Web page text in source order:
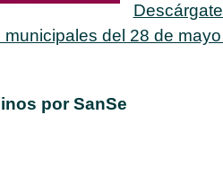
del 28 de
por SanSe